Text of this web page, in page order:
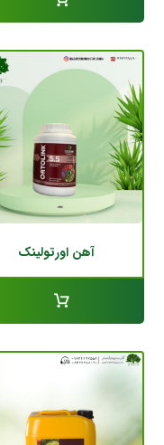
آهن اورتولینک